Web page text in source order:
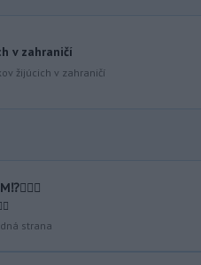
v zahraničí
žijúcich v zahraničí
strana